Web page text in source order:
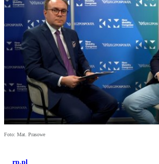
Foto: Mat. Prasowe
rp.pl